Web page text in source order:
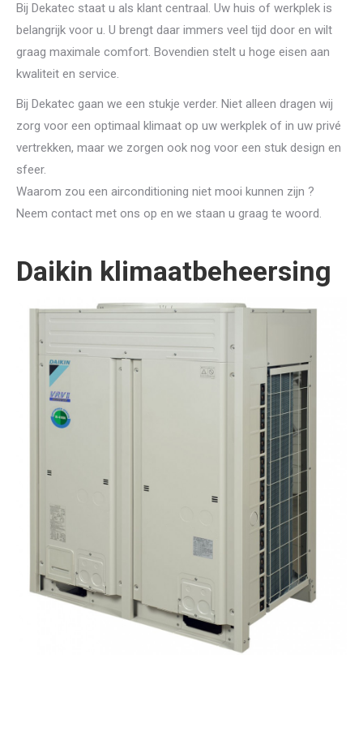
Bij Dekatec staat u als klant centraal. Uw huis of werkplek is
belangrijk voor u. U brengt daar immers veel tijd door en wilt
graag maximale comfort. Bovendien stelt u hoge eisen aan
kwaliteit en service.
Bij Dekatec gaan we een stukje verder. Niet alleen dragen wij
zorg voor een optimaal klimaat op uw werkplek of in uw privé
vertrekken, maar we zorgen ook nog voor een stuk design en
sfeer.
Waarom zou een airconditioning niet mooi kunnen zijn ?
Neem contact met ons op en we staan u graag te woord.
Daikin klimaatbeheersing